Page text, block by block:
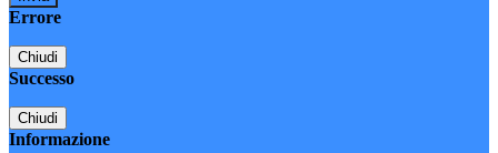
Errore
Chiudi
Successo
Chiudi
Informazione